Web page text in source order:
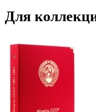
Для